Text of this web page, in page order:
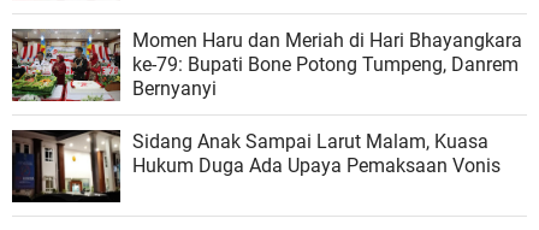
Momen Haru dan Meriah di Hari Bhayangkara
ke-79: Bupati Bone Potong Tumpeng, Danrem
Bernyanyi
Sidang Anak Sampai Larut Malam, Kuasa
Hukum Duga Ada Upaya Pemaksaan Vonis